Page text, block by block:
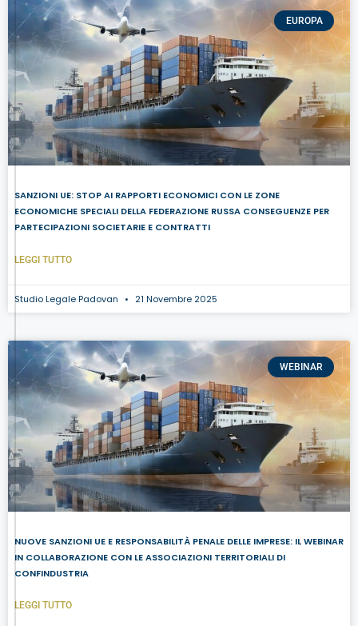
EUROPA
SANZIONI UE: STOP AI RAPPORTI ECONOMICI CON LE ZONE
ECONOMICHE SPECIALI DELLA FEDERAZIONE RUSSA CONSEGUENZE PER
PARTECIPAZIONI SOCIETARIE E CONTRATTI
LEGGI TUTTO
Studio Legale Padovan 21 Novembre 2025
WEBINAR
NUOVE SANZIONI UE E RESPONSABILITÀ PENALE DELLE IMPRESE: IL WEBINAR
IN COLLABORAZIONE CON LE ASSOCIAZIONI TERRITORIALI DI
CONFINDUSTRIA
LEGGI TUTTO